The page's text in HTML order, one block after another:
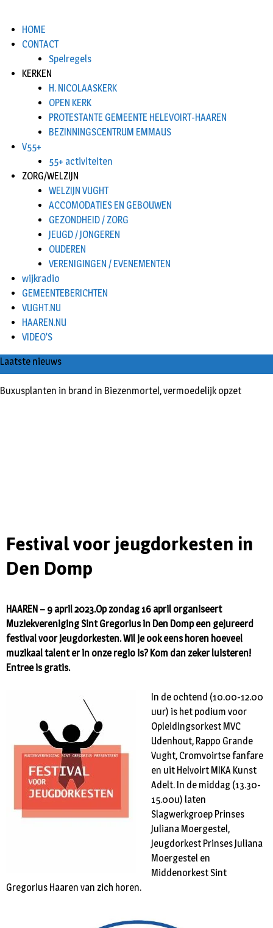
HOME
CONTACT
Spelregels
KERKEN
H. NICOLAASKERK
OPEN KERK
PROTESTANTE GEMEENTE HELEVOIRT-HAAREN
BEZINNINGSCENTRUM EMMAUS
V55+
55+ activiteiten
ZORG/WELZIJN
WELZIJN VUGHT
ACCOMODATIES EN GEBOUWEN
GEZONDHEID / ZORG
JEUGD / JONGEREN
OUDEREN
VERENIGINGEN / EVENEMENTEN
wijkradio
GEMEENTEBERICHTEN
VUGHT.NU
HAAREN.NU
VIDEO’S
Laatste nieuws
Buxusplanten in brand in Biezenmortel, vermoedelijk opzet
Festival voor jeugdorkesten in
Den Domp
HAAREN – 9 april 2023.Op zondag 16 april organiseert
Muziekvereniging Sint Gregorius in Den Domp een gejureerd
festival voor jeugdorkesten. Wil je ook eens horen hoeveel
muzikaal talent er in onze regio is? Kom dan zeker luisteren!
Entree is gratis.
In de ochtend (10.00-12.00
uur) is het podium voor
Opleidingsorkest MVC
Udenhout, Rappo Grande
Vught, Cromvoirtse fanfare
en uit Helvoirt MIKA Kunst
Adelt. In de middag (13.30-
15.00u) laten
Slagwerkgroep Prinses
Juliana Moergestel,
Jeugdorkest Prinses Juliana
Moergestel en
Middenorkest Sint
Gregorius Haaren van zich horen.